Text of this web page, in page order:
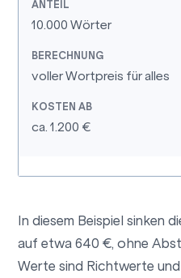
10.000 Wörter
voller Wortpreis für alles
ca. 1.200 €
In diesem Beispiel sinken
auf etwa 640 €, ohne
Werte sind Richtwerte